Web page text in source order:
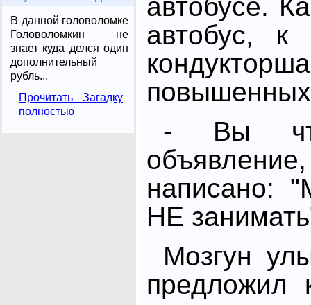
В данной головоломке
Головоломкин не
знает куда делся один
дополнительный
рубль...
Прочитать Загадку
полностью
автобусе.
автобус, к
- Вы
написано:
НЕ
Мозгун
предложил